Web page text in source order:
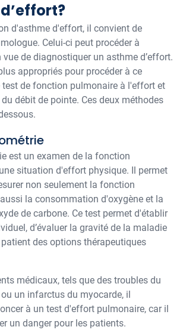
d'asthme d'effort, il convient de
Celui-ci peut procéder à
de diagnostiquer un asthme d’effort.
appropriés pour procéder à ce
de fonction pulmonaire à l'effort et
débit de pointe. Ces deux méthodes
est un examen de la fonction
situation d'effort physique. Il permet
non seulement la fonction
la consommation d'oxygène et la
de carbone. Ce test permet d'établir
d’évaluer la gravité de la maladie
des options thérapeutiques
médicaux, tels que des troubles du
un infarctus du myocarde, il
à un test d'effort pulmonaire, car il
un danger pour les patients.